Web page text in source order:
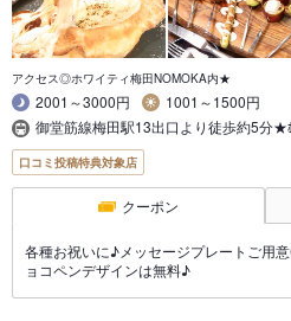
アクセス◎ホワイティ梅田NOMOKA内★
2001～3000円
1001～1500円
御堂筋線梅田駅13出口より徒歩約5分★
口コミ投稿特典対象店
クーポン
各種お祝いに♪メッセージプレートご用
ョコペンデザインは無料♪